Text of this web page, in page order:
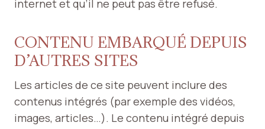
internet et qu’il ne peut pas être refusé.
CONTENU EMBARQUÉ DEPUIS
D’AUTRES SITES
Les articles de ce site peuvent inclure des
contenus intégrés (par exemple des vidéos,
images, articles…). Le contenu intégré depuis